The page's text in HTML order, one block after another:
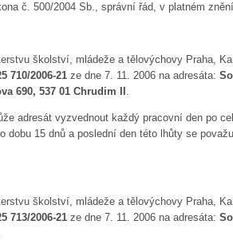
č. 500/2004 Sb., správní řád, v platném
školství, mládeže a tělovýchovy Praha,
710/2006-21ze dne 7. 11. 2006 na adresáta:
690, 537 01 Chrudim II
adresát vyzvednout každý pracovní den po
dobu 15 dnů a poslední den této lhůty se
školství, mládeže a tělovýchovy Praha,
713/2006-21ze dne 7. 11. 2006 na adresáta: